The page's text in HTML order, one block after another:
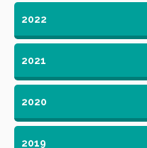
2022
2021
2020
2019